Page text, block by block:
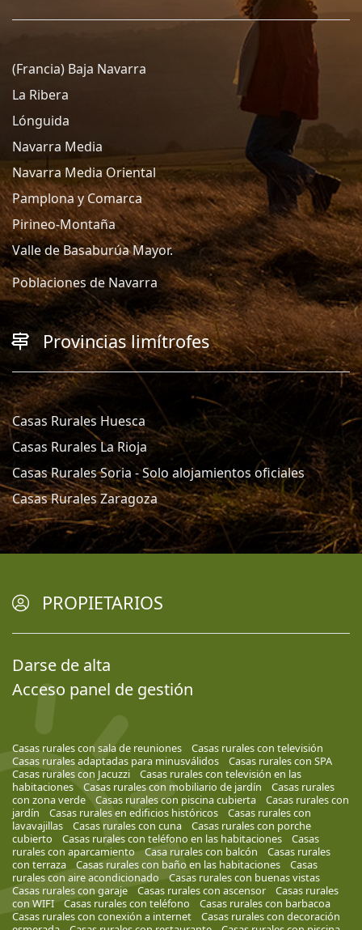
(Francia) Baja Navarra
La Ribera
Lónguida
Navarra Media
Navarra Media Oriental
Pamplona y Comarca
Pirineo-Montaña
Valle de Basaburúa Mayor.
Poblaciones de Navarra
Provincias limítrofes
Casas Rurales Huesca
Casas Rurales La Rioja
Casas Rurales Soria - Solo alojamientos oficiales
Casas Rurales Zaragoza
PROPIETARIOS
Darse de alta
Acceso panel de gestión
Casas rurales con sala de reuniones
Casas rurales con televisión
Casas rurales adaptadas para minusválidos
Casas rurales con SPA
Casas rurales con Jacuzzi
Casas rurales con televisión en las
habitaciones
Casas rurales con mobiliario de jardín
Casas rurales
con zona verde
Casas rurales con piscina cubierta
Casas rurales con
jardín
Casas rurales en edificios históricos
Casas rurales con
lavavajillas
Casas rurales con cuna
Casas rurales con porche
cubierto
Casas rurales con teléfono en las habitaciones
Casas
rurales con aparcamiento
Casa rurales con balcón
Casas rurales
con terraza
Casas rurales con baño en las habitaciones
Casas
rurales con aire acondicionado
Casas rurales con buenas vistas
Casas rurales con garaje
Casas rurales con ascensor
Casas rurales
con WIFI
Casas rurales con teléfono
Casas rurales con barbacoa
Casas rurales con conexión a internet
Casas rurales con decoración